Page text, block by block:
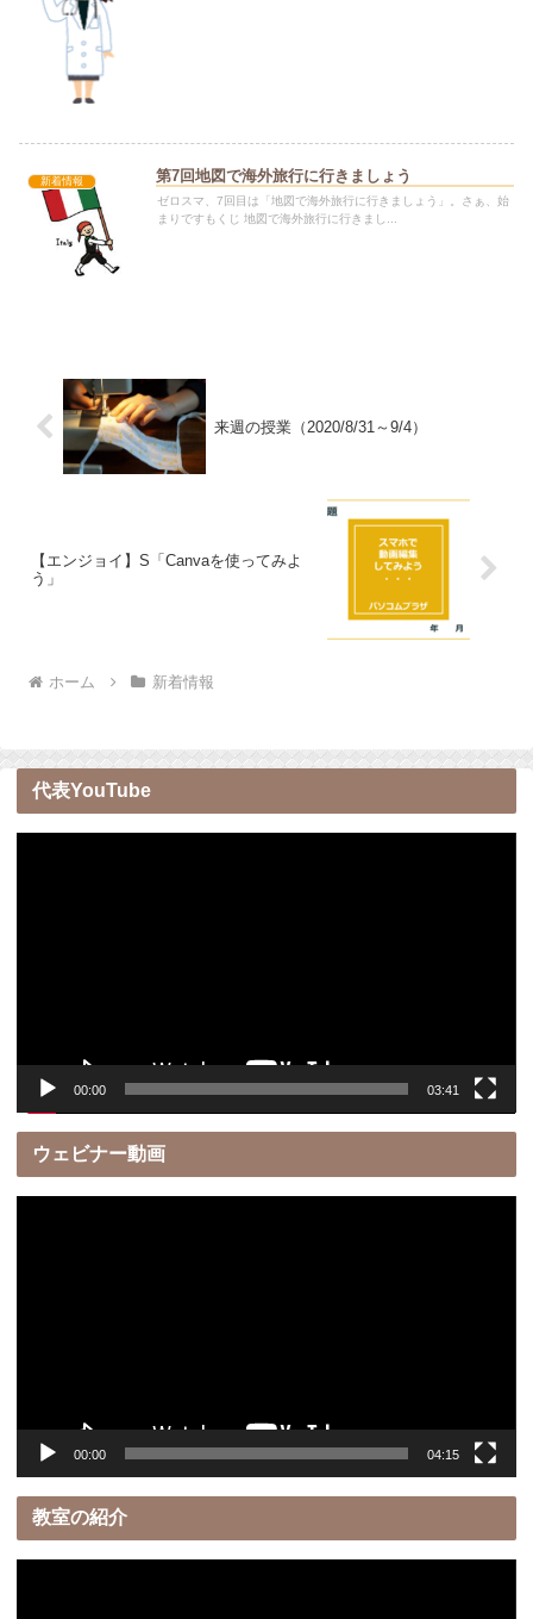
新着情報 第7回地図で海外旅行に行きましょう
ゼロスマ、7回目は「地図で海外旅行に行きましょう」。さぁ、始
まりですもくじ 地図で海外旅行に行きまし...
来週の授業（2020/8/31～9/4）
【エンジョイ】S「Canvaを使ってみよ
う」
ホーム 新着情報
代表YouTube
00:00 03:41
ウェビナー動画
00:00 04:15
教室の紹介